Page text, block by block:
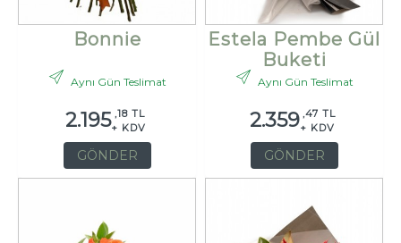
Bonnie
Aynı Gün Teslimat
2.195 ,18 TL
+ KDV
GÖNDER
Estela Pembe Gül
Buketi
Aynı Gün Teslimat
2.359 ,47 TL
+ KDV
GÖNDER